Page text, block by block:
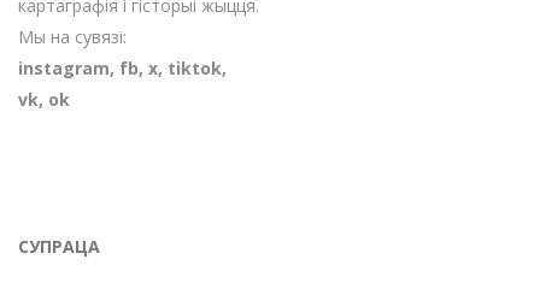
картаграфія і гісторыі жыцця.
Мы на сувязі:
instagram, fb, х, tiktok,
vk, ok
СУПРАЦА